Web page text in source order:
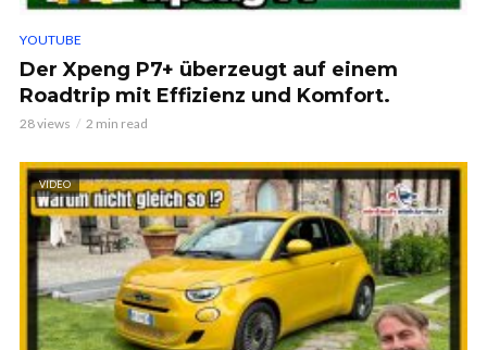
YOUTUBE
Der Xpeng P7+ überzeugt auf einem
Roadtrip mit Effizienz und Komfort.
28 views 2 min read
VIDEO